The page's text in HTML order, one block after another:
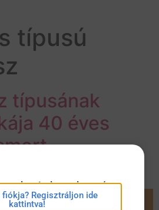
típusú
típusának
40 éves
esetén
bejelentkezés
Regisztráljon ide
kattintva!